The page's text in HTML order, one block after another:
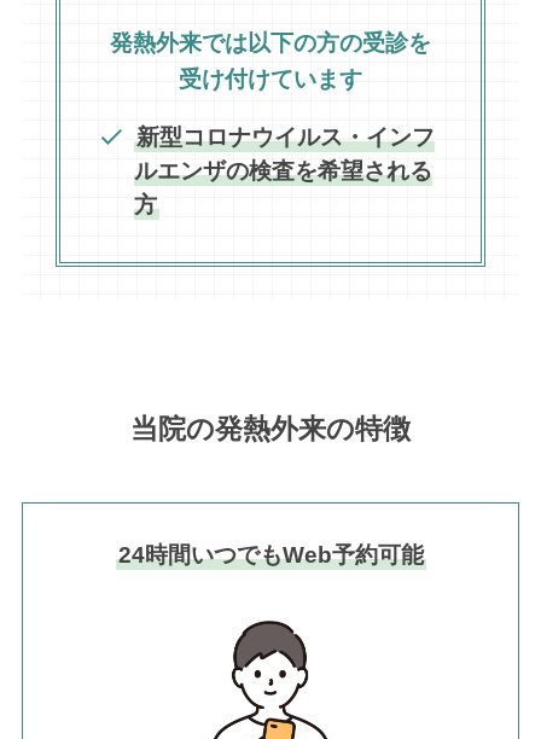
発熱外来では以下の方の受診を
受け付けています
新型コロナウイルス・インフ
ルエンザの検査を希望される
方
当院の発熱外来の特徴
24時間いつでもWeb予約可能